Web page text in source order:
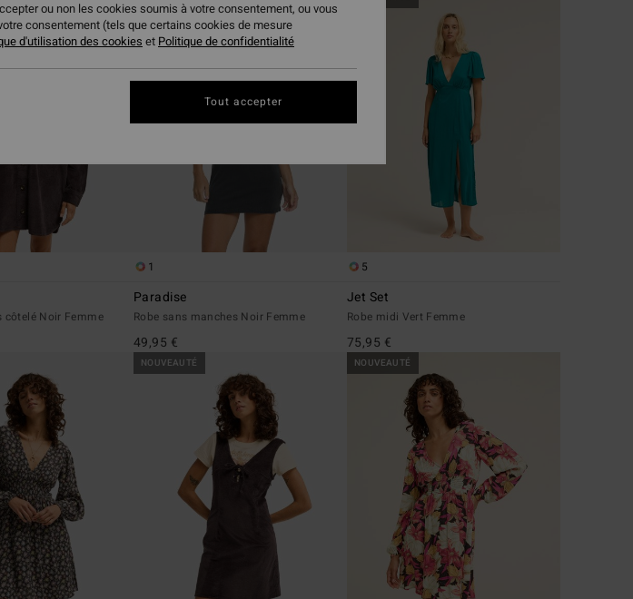
côtelé Noir Femme
1
Paradise
Robe sans manches Noir Femme
49,95 €
5
Jet Set
Robe midi Vert Femme
75,95 €
NOUVEAUTÉ NOUVEAUTÉ
ou non les cookies soumis à votre consentement, ou vous
consentement (tels que certains cookies de mesure
d'utilisation des cookies et Politique de confidentialité
Tout accepter